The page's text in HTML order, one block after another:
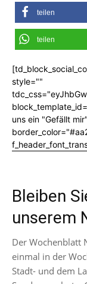
teilen
teilen
style=""
uns ein "Gefällt
Bleiben
unserem
Der Wochenblatt
einmal in der
Stadt- und dem